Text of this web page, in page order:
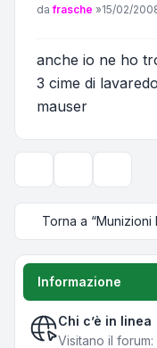
Messaggio
dafrasche »15/02/
anche io ne ho
3 cime di
mauser
Torna a
Informazione
Chi c’è in linea
Visitano il